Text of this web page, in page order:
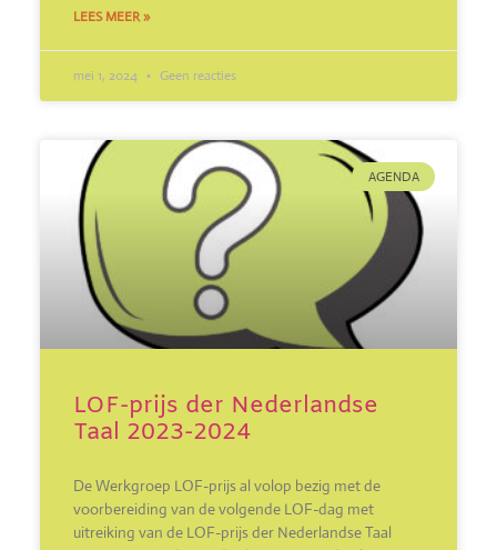
LEES MEER »
mei 1, 2024 Geen reacties
AGENDA
LOF-prijs der Nederlandse
Taal 2023-2024
De Werkgroep LOF-prijs al volop bezig met de
voorbereiding van de volgende LOF-dag met
uitreiking van de LOF-prijs der Nederlandse Taal